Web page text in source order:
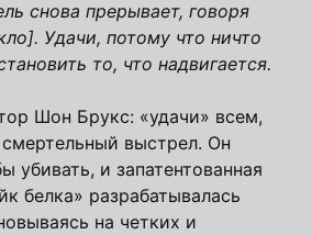
снова прерывает, говоря
Удачи, потому что ничто
то, что надвигается.
Шон Брукс: «удачи» всем,
выстрел. Он
убивать, и запатентованная
белка» разрабатывалась
на четких и